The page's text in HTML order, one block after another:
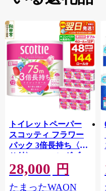
トイレットペーパー
スコッティ フラワー
パック 3倍長持ち〈香
り付〉4ロール(ダブ
ル)×12パック 日用品
最短翌日発送 [スコッ
ティ フラワーパック
28,000 円
たまったWAON